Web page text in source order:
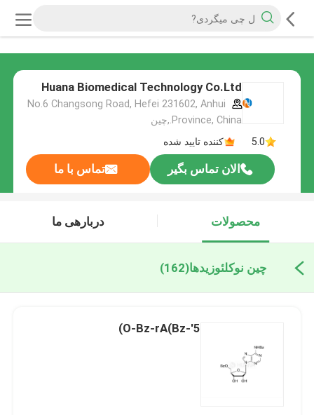
Huana Biomedical Technology Co.Ltd
No.6 Changsong Road, Hefei 231602, Anhui
Province, China.,چین
5.0
کننده تایید شده
الان تماس بگیر تماس با ما
محصولات دربارهی ما
چین نوکلئوزیدها(162)
5'-O-Bz-rA(Bz)